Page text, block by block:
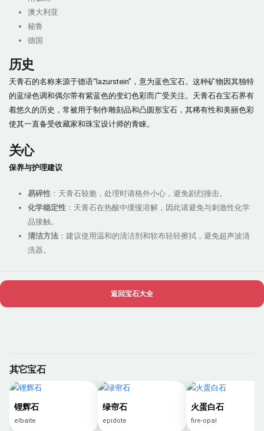
澳大利亚
秘鲁
德国
历史
天青石的名称来源于德语“lazurstein”，意为蓝色宝石。这种矿物因其独特
的蓝绿色调和偶尔带有紫蓝色的变幻色彩而广受关注。天青石在宝石界有
着悠久的历史，常被用于制作雕刻品和凸圆形宝石，其稀有性和美丽色彩
使其一直备受收藏家和珠宝设计师的青睐。
关心
保养与护理建议
易碎性 ：天青石较脆，处理时请格外小心，避免剧烈撞击。
化学稳定性 ：天青石在热酸中缓慢溶解，因此请避免与刺激性化学
品接触。
清洁方法 ：建议使用温和的清洁剂和软布轻轻擦拭，避免超声波清
洗器。
返回宝石大全
其它宝石
锂辉石
elbaite
绿帘石
epidote
火蛋白石
fire-opal